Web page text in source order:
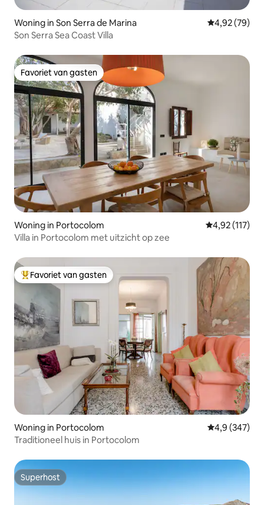
Woning in Son Serra de Marina Gemiddelde
4,92 (79)
Son Serra Sea Coast Villa
Favoriet van gasten
Favoriet van gasten
Woning in Portocolom Gemiddelde
4,92 (117)
Villa in Portocolom met uitzicht op zee
Topfavoriet van gasten
Favoriet van gasten
Woning in Portocolom Gemiddelde
4,9 (347)
Traditioneel huis in Portocolom
Superhost
Superhost